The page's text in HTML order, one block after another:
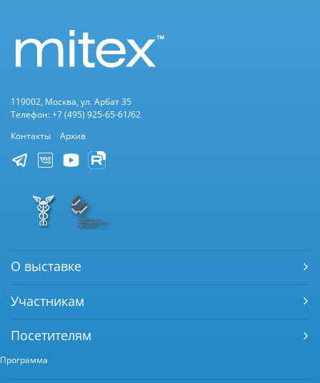
119002, Москва, ул. Арбат 35
Телефон: +7 (495) 925-65-61/62
Контакты
Архив
О выставке
Участникам
Посетителям
Программа